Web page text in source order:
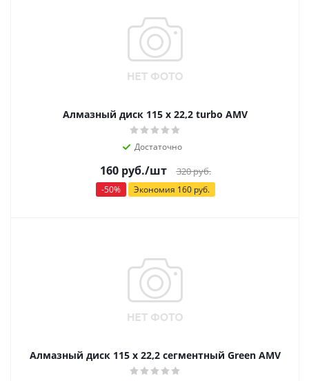
Алмазный диск 115 х 22,2 turbo АМV
Достаточно
160руб./шт 320руб.
-50% Экономия 160руб.
Алмазный диск 115 х 22,2 сегментный Green АМV